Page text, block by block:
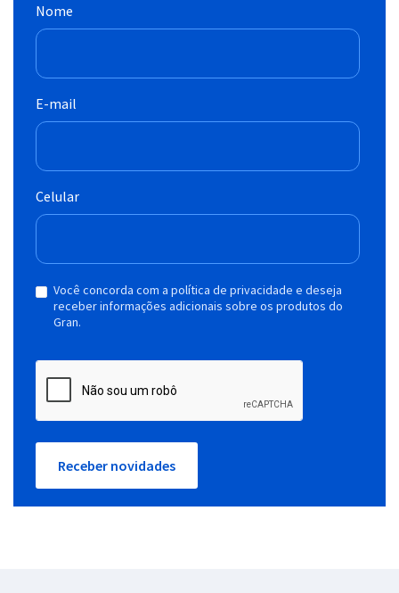
Nome
E-mail
Celular
Você concorda com a política de privacidade e deseja
receber informações adicionais sobre os produtos do
Gran.
Receber novidades